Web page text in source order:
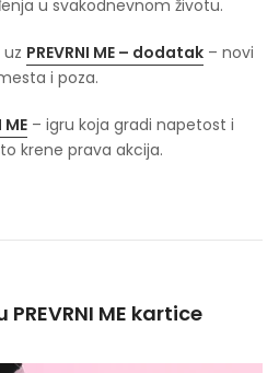
u svakodnevnom životu.
uz PREVRNI ME – dodatak – novi
i poza.
ME – igru koja gradi napetost i
krene prava akcija.
ME kartice